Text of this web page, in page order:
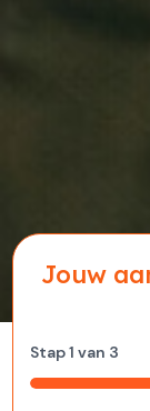
Jouw
Stap1 van 3
33%